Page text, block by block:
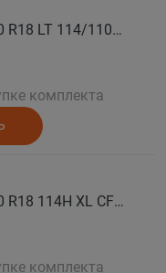
COMFORSER Автошина 265/60 R18 LT 114/110S CF1100 8PR RWL лето
комплекта
COMFORSER Автошина 265/60 R18 114H XL CF1100 RWL лето
комплекта